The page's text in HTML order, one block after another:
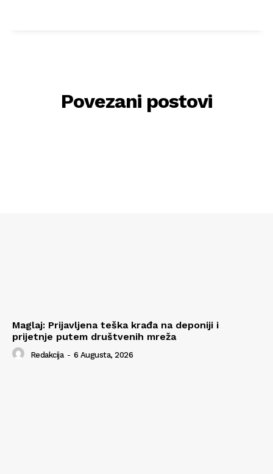
Povezani postovi
Maglaj: Prijavljena teška krađa na deponiji i
prijetnje putem društvenih mreža
Redakcija - 6 Augusta, 2026